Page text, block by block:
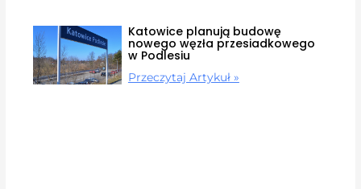
Katowice planują budowę
nowego węzła przesiadkowego
w Podlesiu
Przeczytaj Artykuł »